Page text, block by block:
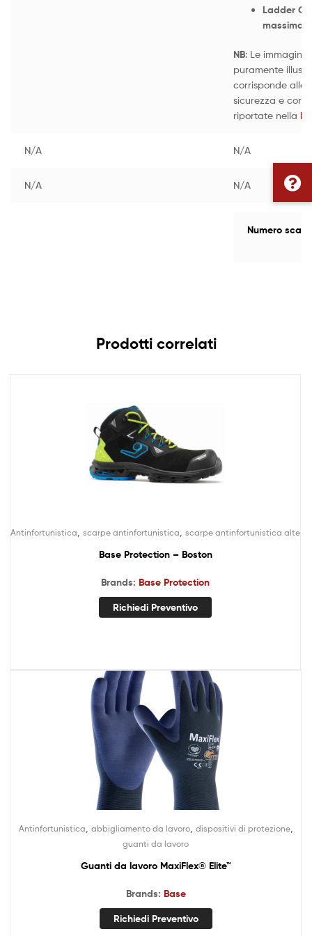
Ladder
massima
NB: Le immagini
puramente
corrisponde alle
sicurezza e
riportate nella
N/A N/A
N/A N/A
Numero
Prodotti correlati
Antinfortunistica scarpe antinfortunistica scarpe antinfortunistica alte
Base Protection – Boston
Brands: Base Protection
Richiedi Preventivo
Antinfortunistica abbigliamento da lavoro, dispositivi di protezione,
guanti da lavoro
Guanti da lavoro MaxiFlex® Elite™
Brands: Base
Richiedi Preventivo